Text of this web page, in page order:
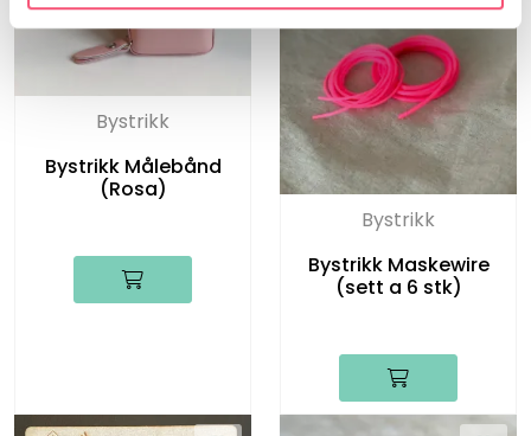
Bystrikk
Bystrikk Målebånd
(Rosa)
Bystrikk
Bystrikk Maskewire
(sett a 6 stk)